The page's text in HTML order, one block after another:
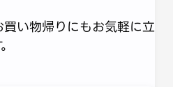
い物帰りにもお気軽に立